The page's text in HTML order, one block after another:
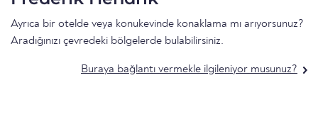
Ayrıca bir otelde veya konukevinde konaklama mı arıyorsunuz?
Aradığınızı çevredeki bölgelerde bulabilirsiniz.
Buraya bağlantı vermekle ilgileniyor musunuz?